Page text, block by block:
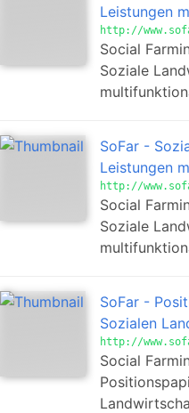
Leistungen
http://
Social
Soziale
SoFar -
Leistungen
http://
Social
Soziale
SoFar -
Sozialen
http://
Social